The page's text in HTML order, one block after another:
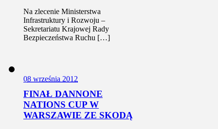
Na zlecenie Ministerstwa
Infrastruktury i Rozwoju –
Sekretariatu Krajowej Rady
Bezpieczeństwa Ruchu […]
08 września 2012
FINAŁ DANNONE
NATIONS CUP W
WARSZAWIE ZE SKODĄ